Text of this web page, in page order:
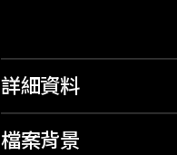
詳細資料
檔案背景